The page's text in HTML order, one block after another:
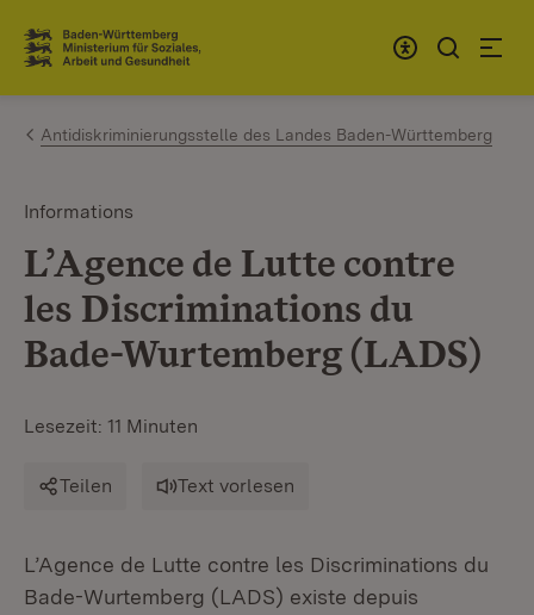
Zum Inhalt springen
Link zur Startseite
Antidiskriminierungsstelle des Landes Baden-Württemberg
Informations
L’Agence de Lutte contre
les Discriminations du
Bade-Wurtemberg (LADS)
Lesezeit: 11 Minuten
Teilen Text vorlesen
L’Agence de Lutte contre les Discriminations du
Bade-Wurtemberg (LADS) existe depuis